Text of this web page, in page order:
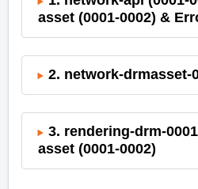
asset (0001-0002) &
2. network-drmasset-
3. rendering-drm-
asset (0001-0002)